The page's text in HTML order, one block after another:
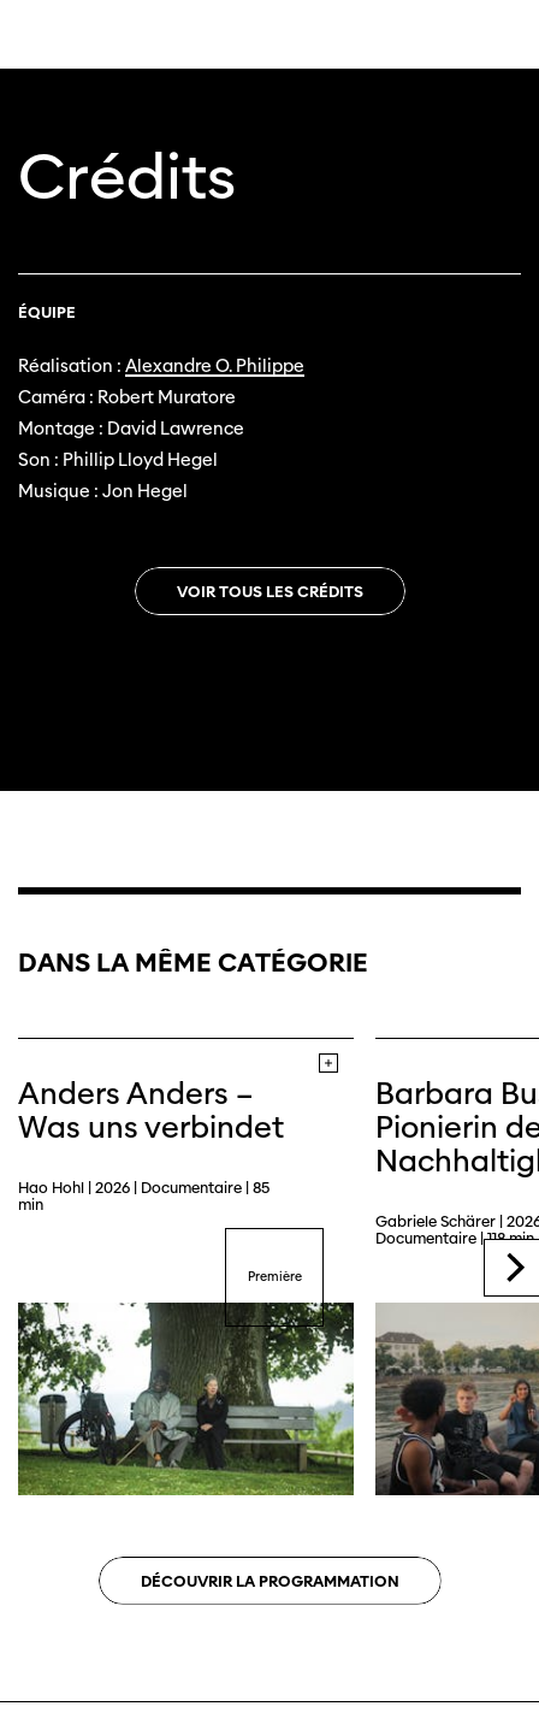
Crédits
ÉQUIPE
Réalisation : Alexandre O. Philippe
Caméra : Robert Muratore
Montage : David Lawrence
Son : Phillip Lloyd Hegel
Musique : Jon Hegel
VOIR TOUS LES CRÉDITS
DANS LA MÊME CATÉGORIE
DÉCOUVRIR LA PROGRAMMATION
Anders Anders –
Was uns verbindet
Hao Hohl | 2026 | Documentaire | 85
min
Première
Barbara
Pionierin
Gabriele Schärer |
Documentaire | 118 min